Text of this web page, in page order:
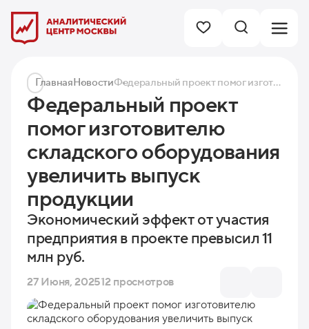
ГлавнаяНовости Федеральный проект помог изготовителю складского оборудования увеличить выпуск продукции
Федеральный проект
помог изготовителю
складского оборудования
увеличить выпуск
продукции
Экономический эффект от участия
предприятия в проекте превысил 11
млн руб.
27 Июня, 202512 просмотров